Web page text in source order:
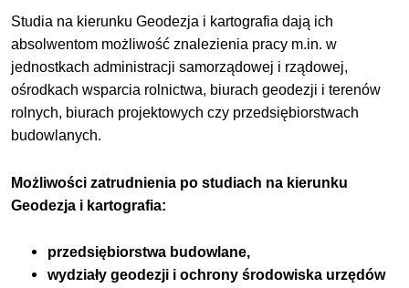
Studia na kierunku Geodezja i kartografia dają ich
absolwentom możliwość znalezienia pracy m.in. w
jednostkach administracji samorządowej i rządowej,
ośrodkach wsparcia rolnictwa, biurach geodezji i terenów
rolnych, biurach projektowych czy przedsiębiorstwach
budowlanych.
Możliwości zatrudnienia po studiach na kierunku
Geodezja i kartografia:
przedsiębiorstwa budowlane,
wydziały geodezji i ochrony środowiska urzędów